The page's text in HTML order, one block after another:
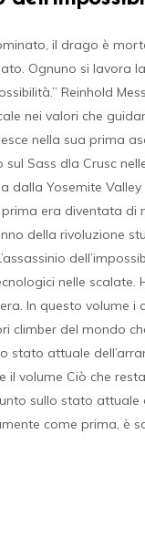
il drago è
Ognuno si lavora
Reinhold
nei valori che
nella sua prima
sul Sass dla Crusc
dalla Yosemite Valley
prima era diventata di
della rivoluzione
nelle scalate.
In questo volume i
climber del mondo
stato attuale
il volume Ciò che
sullo stato attuale
come prima, è